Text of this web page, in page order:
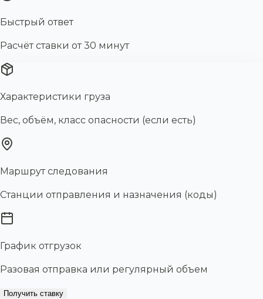
Быстрый ответ
Расчёт ставки от 30 минут
Характеристики груза
Вес, объём, класс опасности (если есть)
Маршрут следования
Станции отправления и назначения (коды)
График отгрузок
Разовая отправка или регулярный объем
Получить ставку